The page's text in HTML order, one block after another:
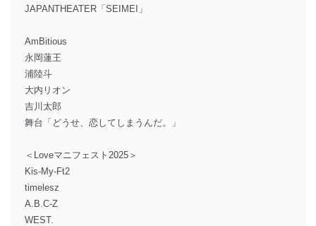
JAPANTHEATER「SEIMEI」
AmBitious
永岡蓮王
浦陸斗
大内リオン
吉川太郎
舞台「どうせ、恋してしまうんだ。」
＜Loveマニフェスト2025＞
Kis-My-Ft2
timelesz
A.B.C-Z
WEST.